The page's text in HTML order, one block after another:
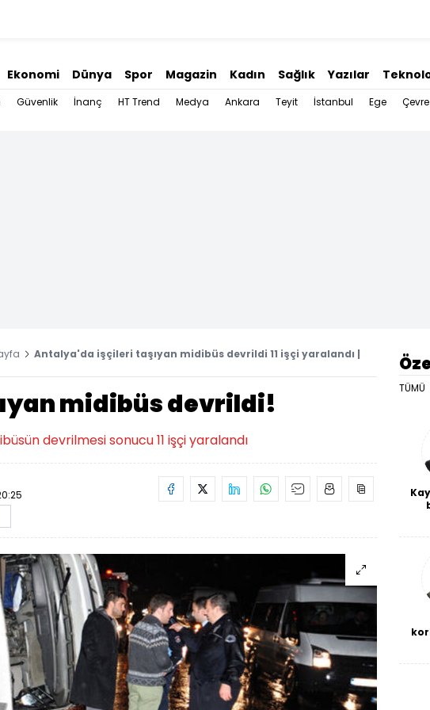
Ekonomi Dünya Spor Magazin Kadın Sağlık Yazılar
Güvenlik İnanç HT Trend Medya Ankara Teyit İstanbul Ege Çevre
Antalya'da işçileri taşıyan midibüs devrildi 11 işçi yaralandı |
midibüs devrildi!
devrilmesi sonucu 11 işçi yaralandı
TÜMÜ